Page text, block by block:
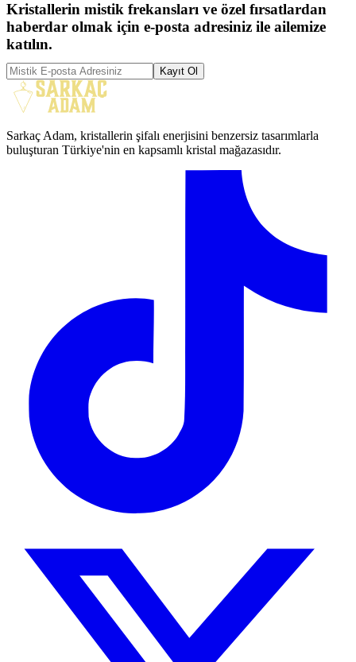
Kristallerin mistik frekansları ve özel fırsatlardan
haberdar olmak için e-posta adresiniz ile ailemize
katılın.
Kayıt Ol
Sarkaç Adam, kristallerin şifalı enerjisini benzersiz tasarımlarla
buluşturan Türkiye'nin en kapsamlı kristal mağazasıdır.